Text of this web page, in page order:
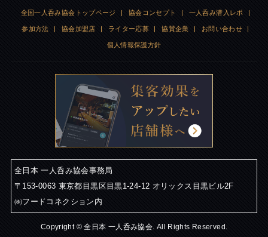
全国一人呑み協会トップページ | 協会コンセプト | 一人呑み潜入レポ |
参加方法 | 協会加盟店 | ライター応募 | 協賛企業 | お問い合わせ |
個人情報保護方針
全日本 一人呑み協会事務局
〒153-0063 東京都目黒区目黒1-24-12 オリックス目黒ビル2F
㈱フードコネクション内
Copyright © 全日本 一人呑み協会. All Rights Reserved.